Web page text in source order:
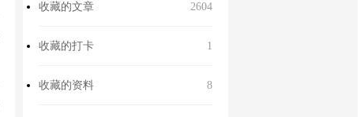
收藏的文章 2604
收藏的打卡 1
收藏的资料 8